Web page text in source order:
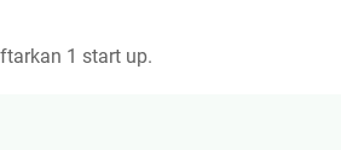
1 start up.